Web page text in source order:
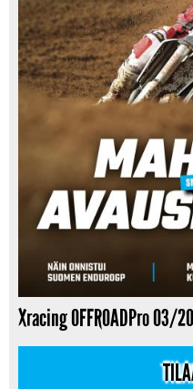
Xracing OFFROADPro 03/